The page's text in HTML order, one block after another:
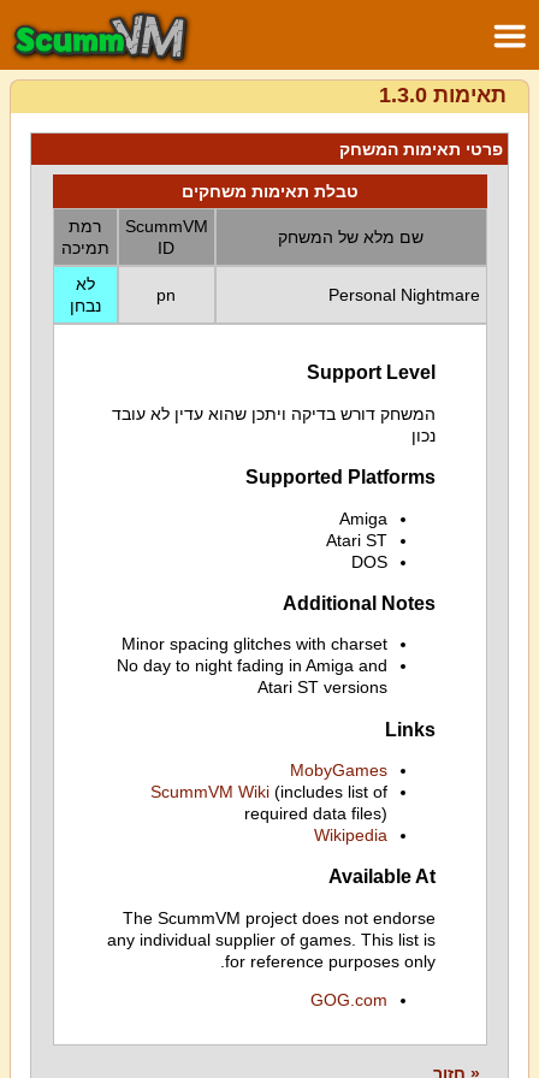
תאימות 1.3.0
פרטי תאימות המשחק
טבלת תאימות משחקים
שם מלא של המשחק
ScummVM
ID
רמת
תמיכה
Personal Nightmare
pn
לא
נבחן
Support Level
המשחק דורש בדיקה ויתכן שהוא עדין לא עובד
נכון
Supported Platforms
Amiga
Atari ST
DOS
Additional Notes
Minor spacing glitches with charset
No day to night fading in Amiga and
Atari ST versions
Links
MobyGames
ScummVM Wiki(includes list of
required data files)
Wikipedia
Available At
The ScummVM project does not endorse
any individual supplier of games. This list is
for reference purposes only.
GOG.com
« חזור